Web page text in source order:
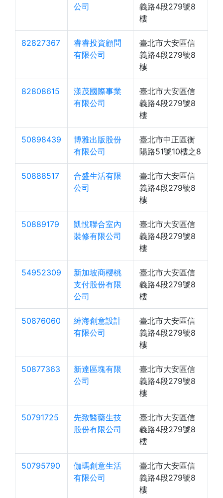
公司
義路4段279號8
樓
82827367
睿睿投資顧問
有限公司
臺北市大安區信
義路4段279號8
樓
82808615
漾茂國際事業
有限公司
臺北市大安區信
義路4段279號8
樓
50898439
博雅出版股份
有限公司
臺北市中正區衡
陽路51號10樓之8
50888517
合盛生活有限
公司
臺北市大安區信
義路4段279號8
樓
50889179
凱悅聯合室內
裝修有限公司
臺北市大安區信
義路4段279號8
樓
54952309
新加坡商櫻桃
支付股份有限
公司
臺北市大安區信
義路4段279號8
樓
50876060
紳海創意設計
有限公司
臺北市大安區信
義路4段279號8
樓
50877363
新達區塊有限
公司
臺北市大安區信
義路4段279號8
樓
50791725
先致醫藥生技
股份有限公司
臺北市大安區信
義路4段279號8
樓
50795790
伽瑪創意生活
有限公司
臺北市大安區信
義路4段279號8
樓